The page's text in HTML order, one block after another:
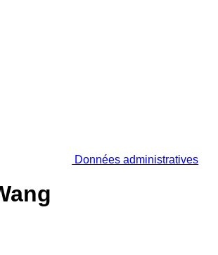
Données administratives